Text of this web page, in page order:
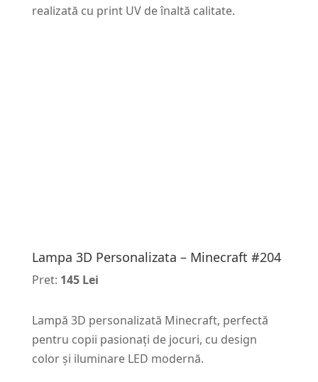
realizată cu print UV de înaltă calitate.
Lampa 3D Personalizata – Minecraft #204
Pret: 145 Lei
Lampă 3D personalizată Minecraft, perfectă
pentru copii pasionați de jocuri, cu design
color și iluminare LED modernă.